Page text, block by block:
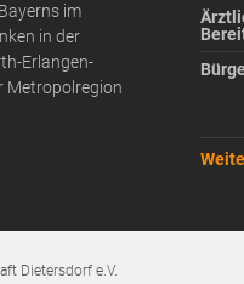
im
in der
Erlangen-
Metropolregion
Dietersdorf e.V.